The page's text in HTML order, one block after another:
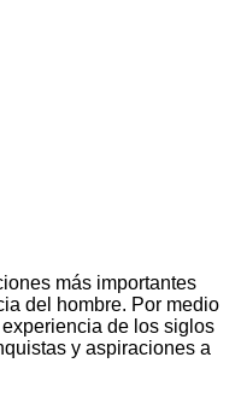
más importantes
del hombre. Por medio
de los siglos
y aspiraciones a